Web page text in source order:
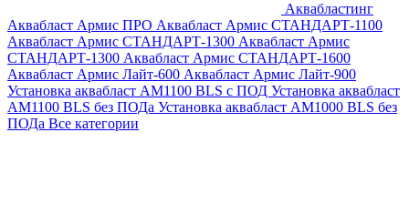
Аквабластинг
Аквабласт Армис ПРО Аквабласт Армис СТАНДАРТ-1100
Аквабласт Армис СТАНДАРТ-1300 Аквабласт Армис
СТАНДАРТ-1300 Аквабласт Армис СТАНДАРТ-1600
Аквабласт Армис Лайт-600 Аквабласт Армис Лайт-900
Установка аквабласт AM1100 BLS с ПОД Установка аквабласт
AM1100 BLS без ПОДа Установка аквабласт AM1000 BLS без
ПОДа Все категории